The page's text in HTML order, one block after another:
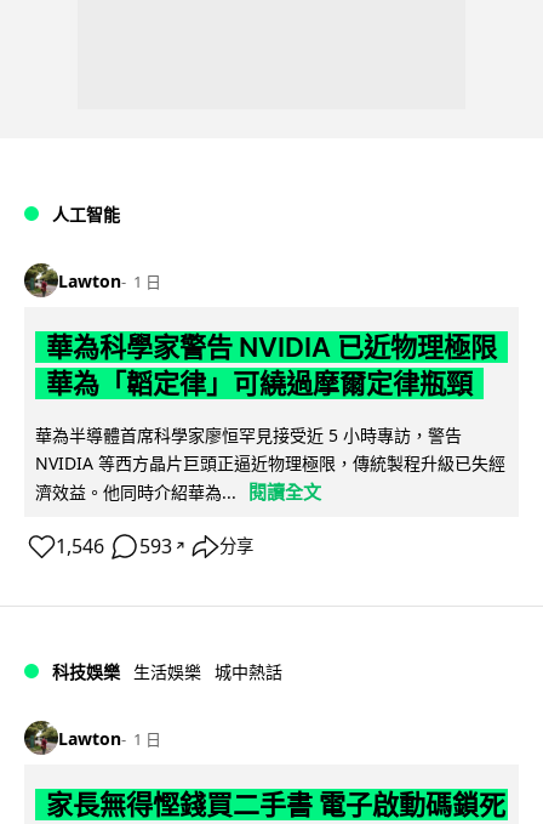
人工智能
Lawton 1 日
華為科學家警告 NVIDIA 已近物理極限
華為「韜定律」可繞過摩爾定律瓶頸
華為半導體首席科學家廖恒罕見接受近 5 小時專訪，警告
NVIDIA 等西方晶片巨頭正逼近物理極限，傳統製程升級已失經
濟效益。他同時介紹華為...
閱讀全文
1,546 593 ↗ 分享
科技娛樂 生活娛樂 城中熱話
Lawton 1 日
家長無得慳錢買二手書 電子啟動碼鎖死